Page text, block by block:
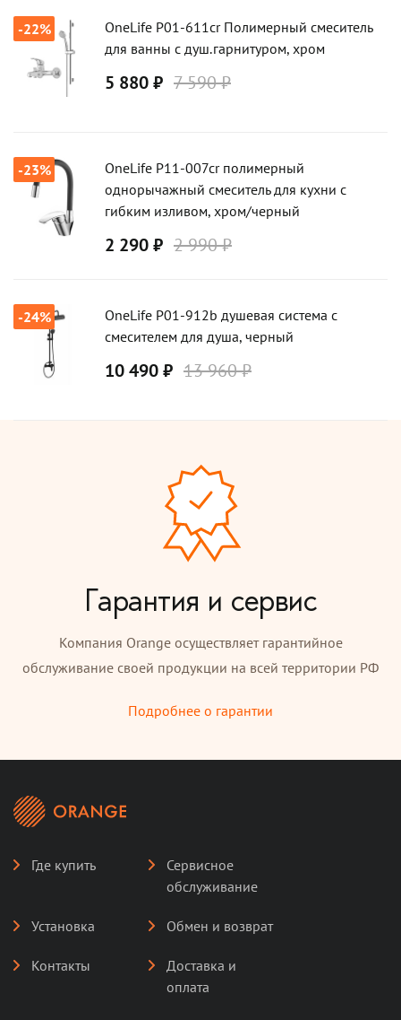
-22%
OneLife P01-611cr Полимерный смеситель
для ванны с душ.гарнитуром, хром
5 880 ₽ 7 590 ₽
-23%
OneLife P11-007cr полимерный
однорычажный смеситель для кухни с
гибким изливом, хром/черный
2 290 ₽ 2 990 ₽
-24%
OneLife P01-912b душевая система с
смесителем для душа, черный
10 490 ₽ 13 960 ₽
Гарантия и сервис
Компания Orange осуществляет гарантийное
обслуживание своей продукции на всей территории РФ
Подробнее о гарантии
Где купить
Сервисное
обслуживание
Установка Обмен и возврат
Контакты
Доставка и
оплата